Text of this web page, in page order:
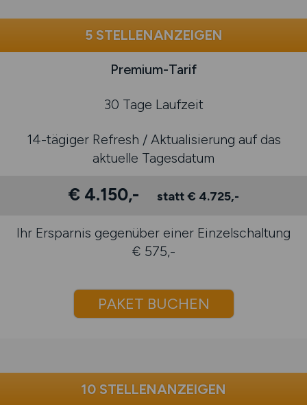
5 STELLENANZEIGEN
Premium-Tarif
30 Tage Laufzeit
14-tägiger Refresh / Aktualisierung auf das
aktuelle Tagesdatum
€ 4.150,- statt € 4.725,-
Ihr Ersparnis gegenüber einer Einzelschaltung
€ 575,-
PAKET BUCHEN
10 STELLENANZEIGEN